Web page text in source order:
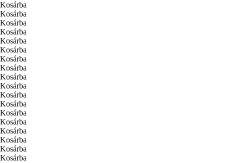
Kosárba
Kosárba
Kosárba
Kosárba
Kosárba
Kosárba
Kosárba
Kosárba
Kosárba
Kosárba
Kosárba
Kosárba
Kosárba
Kosárba
Kosárba
Kosárba
Kosárba
Kosárba